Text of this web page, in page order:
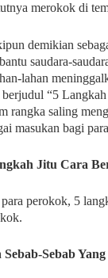
merokok di
demikian
saudara-
lahan
“5
rangka saling
masukan bagi
Jitu Cara
perokok, 5
Sebab-Sebab